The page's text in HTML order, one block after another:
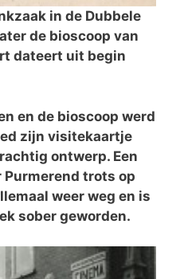
in de Dubbele
de bioscoop van
dateert uit begin
en de bioscoop werd
zijn visitekaartje
ontwerp. Een
trots op
weer weg en is
sober geworden.